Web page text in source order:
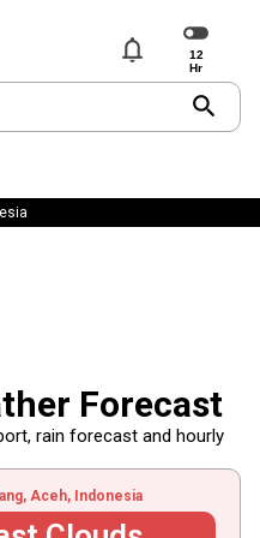
notifications
search
Forecast
rain forecast and hourly
Aceh, Indonesia